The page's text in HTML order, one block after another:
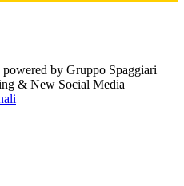
by Gruppo Spaggiari
& New Social Media